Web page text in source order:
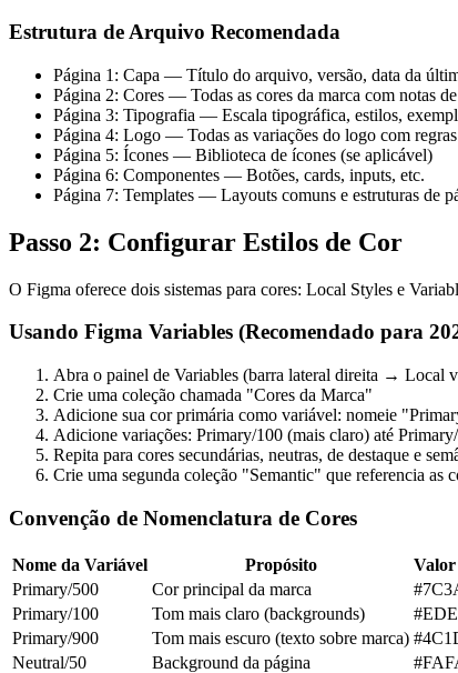
Estrutura de Arquivo Recomendada
Página 1: Capa — Título do arquivo, versão, data da
Página 2: Cores — Todas as cores da marca com notas
Página 3: Tipografia — Escala tipográfica, estilos,
Página 4: Logo — Todas as variações do logo com regras
Página 5: Ícones — Biblioteca de ícones (se aplicável)
Página 6: Componentes — Botões, cards, inputs, etc.
Página 7: Templates — Layouts comuns e estruturas de
Passo 2: Configurar Estilos de Cor
O Figma oferece dois sistemas para cores: Local Styles e
Usando Figma Variables (Recomendado para
Abra o painel de Variables (barra lateral direita → Local
Crie uma coleção chamada "Cores da Marca"
Adicione sua cor primária como variável: nomeie
Adicione variações: Primary/100 (mais claro) até
Repita para cores secundárias, neutras, de destaque e
Crie uma segunda coleção "Semantic" que referencia as
Convenção de Nomenclatura de Cores
Nome da Variável Propósito
Valor
Primary/500
Cor principal da marca
Primary/100
Tom mais claro (backgrounds)
Primary/900
Tom mais escuro (texto sobre marca)
Neutral/50
Background da página